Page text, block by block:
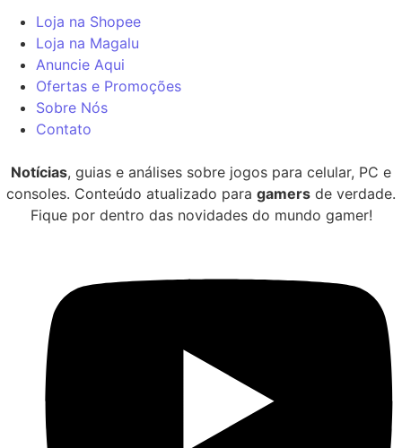
Loja na Shopee
Loja na Magalu
Anuncie Aqui
Ofertas e Promoções
Sobre Nós
Contato
Notícias, guias e análises sobre jogos para celular, PC e
consoles. Conteúdo atualizado para gamers de verdade.
Fique por dentro das novidades do mundo gamer!